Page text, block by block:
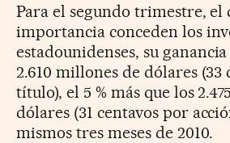
Para el segundo trimestre, el
importancia conceden los
estadounidenses, su
2.610 millones de dólares (33
título), el 5 % más que los
dólares (31 centavos por
mismos tres meses de 2010.